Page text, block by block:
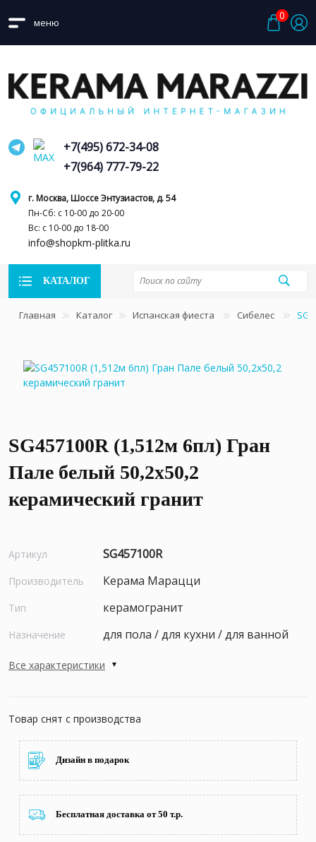
меню
0
г. Москва, Шоссе Энтузиастов, д. 54
Пн-Сб: с 10-00 до 20-00
Вс: с 10-00 до 18-00
info@shopkm-plitka.ru
+7(495) 672-34-08
+7(964) 777-79-22
КАТАЛОГ
Главная Каталог Испанская фиеста Сибелес
SG457100R (1,512м 6пл) Гран
Пале белый 50,2x50,2
керамический гранит
Артикул SG457100R
Производитель Керама Марацци
Тип керамогранит
Назначение для пола / для кухни / для ванной
Все характеристики
Товар снят с производства
Дизайн в подарок
Бесплатная доставка от 50 т.р.